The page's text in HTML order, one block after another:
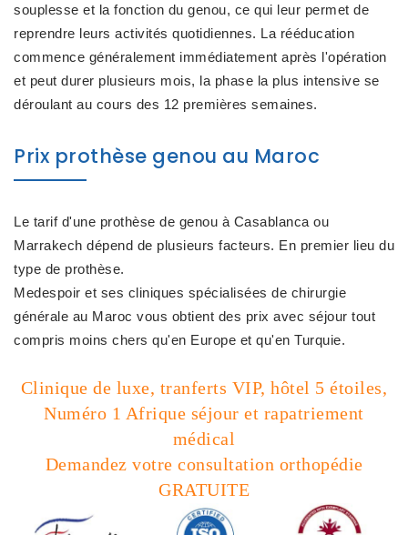
souplesse et la fonction du genou, ce qui leur permet de
reprendre leurs activités quotidiennes. La rééducation
commence généralement immédiatement après l'opération
et peut durer plusieurs mois, la phase la plus intensive se
déroulant au cours des 12 premières semaines.
Prix prothèse genou au Maroc
Le tarif d'une prothèse de genou à Casablanca ou
Marrakech dépend de plusieurs facteurs. En premier lieu du
type de prothèse.
Medespoir et ses cliniques spécialisées de chirurgie
générale au Maroc vous obtient des prix avec séjour tout
compris moins chers qu'en Europe et qu'en Turquie.
Clinique de luxe, tranferts VIP, hôtel 5 étoiles,
Numéro 1 Afrique séjour et rapatriement
médical
Demandez votre consultation orthopédie
GRATUITE